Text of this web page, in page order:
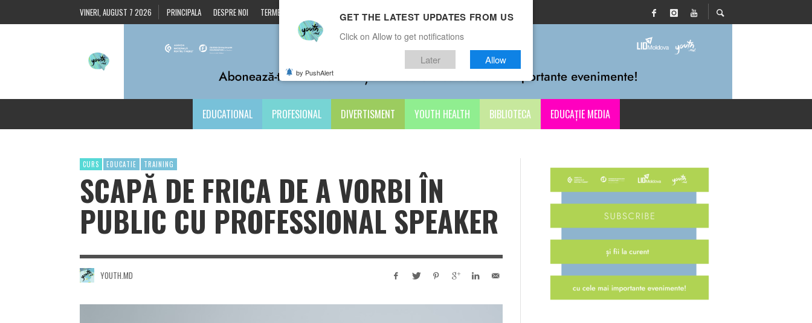
VINERI, AUGUST 7 2026 PRINCIPALA DESPRE NOI TERMENI ȘI CONDIȚII CONTACTE
EDUCATIONAL PROFESIONAL DIVERTISMENT YOUTH HEALTH BIBLIOTECA EDUCAȚIE MEDIA
CURS EDUCATIE TRAINING
SCAPĂ DE FRICA DE A VORBI ÎN
PUBLIC CU PROFESSIONAL SPEAKER
YOUTH.MD
GET THE LATEST UPDATES FROM US
Click on Allow to get notifications
Later Allow
by PushAlert